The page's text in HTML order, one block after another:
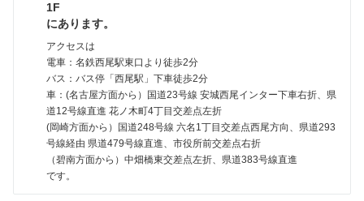
1F
にあります。
アクセスは
電車：名鉄西尾駅東口より徒歩2分
バス：バス停「西尾駅」下車徒歩2分
車：(名古屋方面から）国道23号線 安城西尾インター下車右折、県
道12号線直進 花ノ木町4丁目交差点左折
(岡崎方面から）国道248号線 六名1丁目交差点西尾方向、県道293
号線経由 県道479号線直進、市役所前交差点右折
（碧南方面から）中畑橋東交差点左折、県道383号線直進
です。